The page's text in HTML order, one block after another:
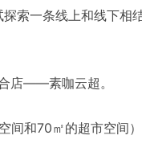
索一条线上和线下相
店——素咖云超。
和70㎡的超市空间）